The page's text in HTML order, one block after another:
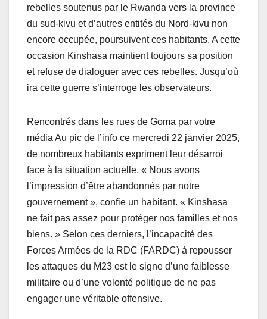
rebelles soutenus par le Rwanda vers la province
du sud-kivu et d’autres entités du Nord-kivu non
encore occupée, poursuivent ces habitants. A cette
occasion Kinshasa maintient toujours sa position
et refuse de dialoguer avec ces rebelles. Jusqu’où
ira cette guerre s’interroge les observateurs.
Rencontrés dans les rues de Goma par votre
média Au pic de l’info ce mercredi 22 janvier 2025,
de nombreux habitants expriment leur désarroi
face à la situation actuelle. « Nous avons
l’impression d’être abandonnés par notre
gouvernement », confie un habitant. « Kinshasa
ne fait pas assez pour protéger nos familles et nos
biens. » Selon ces derniers, l’incapacité des
Forces Armées de la RDC (FARDC) à repousser
les attaques du M23 est le signe d’une faiblesse
militaire ou d’une volonté politique de ne pas
engager une véritable offensive.